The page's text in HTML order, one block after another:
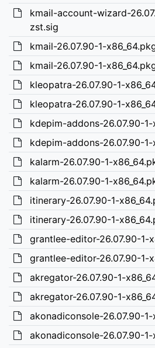
kmail-account-wizard-
zst.sig
kmail-26.07.90-1-
kmail-26.07.90-1-
kleopatra-26.07.90-1-
kleopatra-26.07.90-1-
kdepim-addons-26.07.90-
kdepim-addons-26.07.90-
kalarm-26.07.90-1-
kalarm-26.07.90-1-
itinerary-26.07.90-1-
itinerary-26.07.90-1-
grantlee-editor-26.07.90-1-
grantlee-editor-26.07.90-1-
akregator-26.07.90-1-
akregator-26.07.90-1-
akonadiconsole-26.07.90-
akonadiconsole-26.07.90-